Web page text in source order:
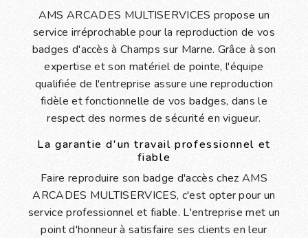
AMS ARCADES MULTISERVICES propose un
service irréprochable pour la reproduction de vos
badges d'accès à Champs sur Marne. Grâce à son
expertise et son matériel de pointe, l'équipe
qualifiée de l'entreprise assure une reproduction
fidèle et fonctionnelle de vos badges, dans le
respect des normes de sécurité en vigueur.
La garantie d'un travail professionnel et
fiable
Faire reproduire son badge d'accès chez AMS
ARCADES MULTISERVICES, c'est opter pour un
service professionnel et fiable. L'entreprise met un
point d'honneur à satisfaire ses clients en leur